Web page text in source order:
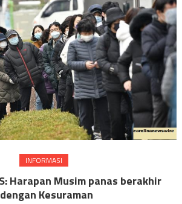
INFORMASI
Harapan Musim panas berakhir
dengan Kesuraman